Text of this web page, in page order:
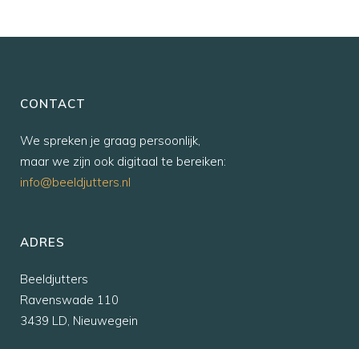
CONTACT
We spreken je graag persoonlijk,
maar we zijn ook digitaal te bereiken:
info@beeldjutters.nl
ADRES
Beeldjutters
Ravenswade 110
3439 LD, Nieuwegein